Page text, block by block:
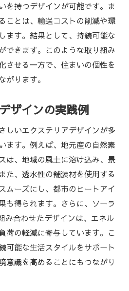
を持つデザインが可能です。ま
ことは、輸送コストの削減や環
ます。結果として、持続可能な
できます。このような取り組み
させる一方で、住まいの個性を
がります。
ザインの実践例
しいエクステリアデザインが多
ます。例えば、地元産の自然素
は、地域の風土に溶け込み、景
た、透水性の舗装材を使用する
ムーズにし、都市のヒートアイ
も得られます。さらに、ソーラ
み合わせたデザインは、エネル
荷の軽減に寄与しています。こ
可能な生活スタイルをサポート
意識を高めることにもつながり